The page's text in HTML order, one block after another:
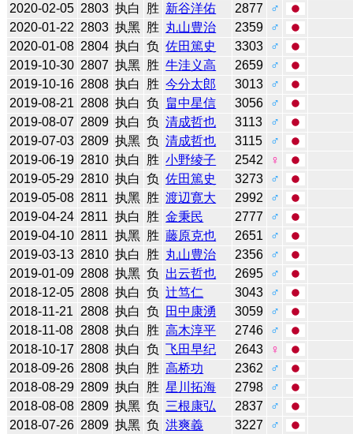
2020-02-05 2803 执白 胜 新谷洋佑 2877
♂
2020-01-22 2803 执黑 胜 丸山豊治 2359
♂
2020-01-08 2804 执白 负 佐田篤史 3303
♂
2019-10-30 2807 执黑 胜 牛洼义高 2659
♂
2019-10-16 2808 执白 胜 今分太郎 3013
♂
2019-08-21 2808 执白 负 畠中星信 3056
♂
2019-08-07 2809 执白 负 清成哲也 3113
♂
2019-07-03 2809 执黑 负 清成哲也 3115
♂
2019-06-19 2810 执白 胜 小野绫子 2542
♀
2019-05-29 2810 执白 负 佐田篤史 3273
♂
2019-05-08 2811 执黑 胜 渡辺寛大 2992
♂
2019-04-24 2811 执白 胜 金秉民 2777
♂
2019-04-10 2811 执黑 胜 藤原克也 2651
♂
2019-03-13 2810 执白 胜 丸山豊治 2356
♂
2019-01-09 2808 执黑 负 出云哲也 2695
♂
2018-12-05 2808 执白 负 辻笃仁 3043
♂
2018-11-21
2808 执白 负 田中康湧 3059
♂
2018-11-08 2808 执白 胜 高木淳平 2746
♂
2018-10-17 2808 执白 负 飞田早纪 2643
♀
2018-09-26 2808 执白 胜 高桥功 2362
♂
2018-08-29 2809 执白 胜 星川拓海 2798
♂
2018-08-08 2809 执黑 负 三根康弘 2837
♂
2018-07-26 2809 执黑 负 洪爽義 3227
♂